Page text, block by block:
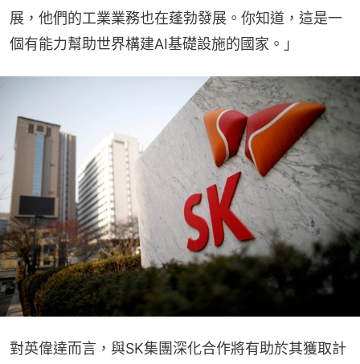
展，他們的工業業務也在蓬勃發展。你知道，這是一
個有能力幫助世界構建AI基礎設施的國家。」
對英偉達而言，與SK集團深化合作將有助於其獲取計